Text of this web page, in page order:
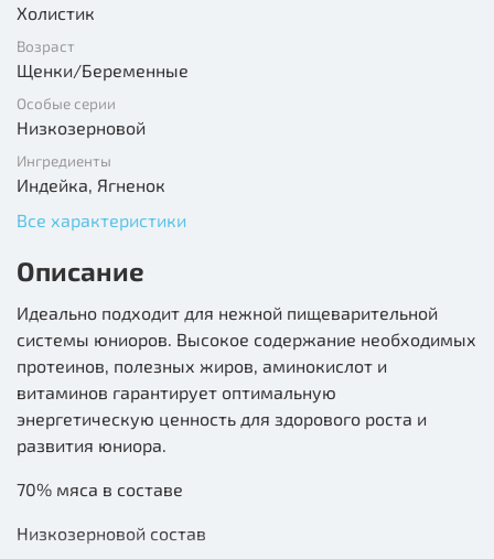
Холистик
Возраст
Щенки/Беременные
Особые серии
Низкозерновой
Ингредиенты
Индейка, Ягненок
Все характеристики
Описание
Идеально подходит для нежной пищеварительной
системы юниоров. Высокое содержание необходимых
протеинов, полезных жиров, аминокислот и
витаминов гарантирует оптимальную
энергетическую ценность для здорового роста и
развития юниора.
70% мяса в составе
Низкозерновой состав